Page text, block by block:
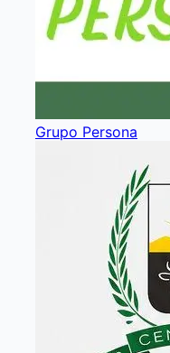
Grupo Persona